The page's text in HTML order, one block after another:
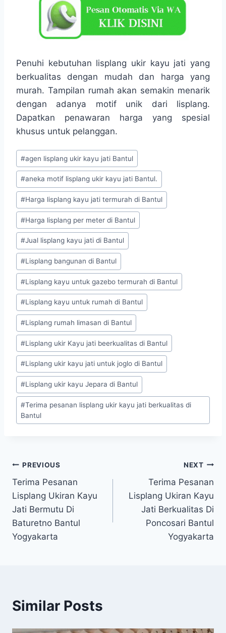
Penuhi kebutuhan lisplang ukir kayu jati yang
berkualitas dengan mudah dan harga yang
murah. Tampilan rumah akan semakin menarik
dengan adanya motif unik dari lisplang.
Dapatkan penawaran harga yang spesial
khusus untuk pelanggan.
#agen lisplang ukir kayu jati Bantul
#aneka motif lisplang ukir kayu jati Bantul.
#Harga lisplang kayu jati termurah di Bantul
#Harga lisplang per meter di Bantul
#Jual lisplang kayu jati di Bantul
#Lisplang bangunan di Bantul
#Lisplang kayu untuk gazebo termurah di Bantul
#Lisplang kayu untuk rumah di Bantul
#Lisplang rumah limasan di Bantul
#Lisplang ukir Kayu jati beerkualitas di Bantul
#Lisplang ukir kayu jati untuk joglo di Bantul
#Lisplang ukir kayu Jepara di Bantul
#Terima pesanan lisplang ukir kayu jati berkualitas di
Bantul
PREVIOUS
Terima Pesanan
Lisplang Ukiran Kayu
Jati Bermutu Di
Baturetno Bantul
Yogyakarta
NEXT
Terima Pesanan
Lisplang Ukiran Kayu
Jati Berkualitas Di
Poncosari Bantul
Yogyakarta
Similar Posts